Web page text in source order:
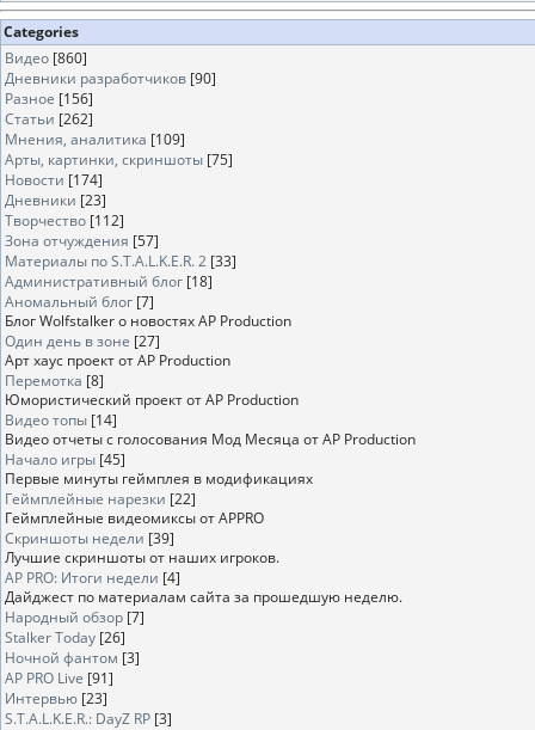
Categories
Видео [860]
Дневники разработчиков [90]
Разное [156]
Статьи [262]
Мнения, аналитика [109]
Арты, картинки, скриншоты [75]
Новости [174]
Дневники [23]
Творчество [112]
Зона отчуждения [57]
Материалы по S.T.A.L.K.E.R. 2 [33]
Административный блог [18]
Аномальный блог [7]
Блог Wolfstalker о новостях AP Production
Один день в зоне [27]
Арт хаус проект от AP Production
Перемотка [8]
Юмористический проект от AP Production
Видео топы [14]
Видео отчеты с голосования Мод Месяца от AP Production
Начало игры [45]
Первые минуты геймплея в модификациях
Геймплейные нарезки [22]
Геймплейные видеомиксы от APPRO
Скриншоты недели [39]
Лучшие скриншоты от наших игроков.
AP PRO: Итоги недели [4]
Дайджест по материалам сайта за прошедшую неделю.
Народный обзор [7]
Stalker Today [26]
Ночной фантом [3]
AP PRO Live [91]
Интервью [23]
S.T.A.L.K.E.R.: DayZ RP [3]